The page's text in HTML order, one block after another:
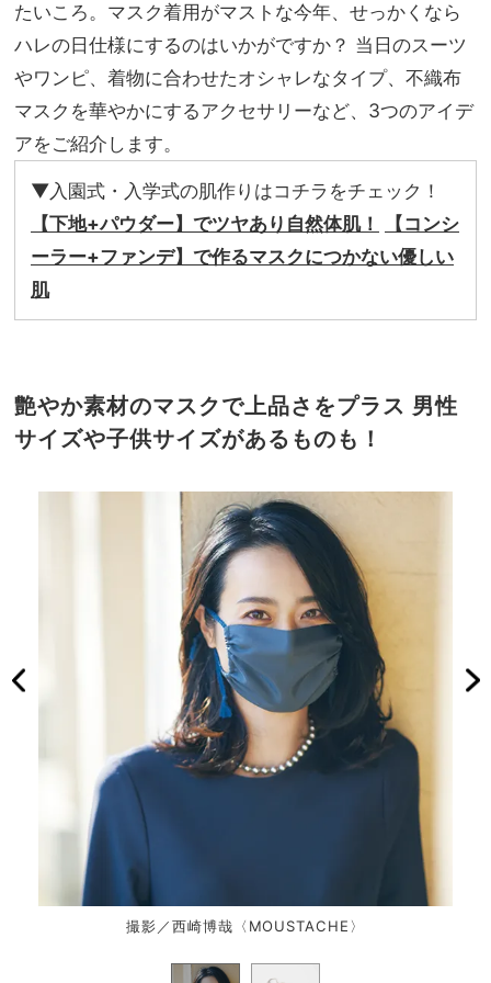
家族
旅】
を
一大
ンド
たいころ。マスク着用がマストな今年、せっかくなら
ハレの日仕様にするのはいかがですか？ 当日のスーツ
やワンピ、着物に合わせたオシャレなタイプ、不織布
マスクを華やかにするアクセサリーなど、3つのアイデ
アをご紹介します。
▼入園式・入学式の肌作りはコチラをチェック！
【下地+パウダー】でツヤあり自然体肌！
【コンシ
ーラー+ファンデ】で作るマスクにつかない優しい
肌
艶やか素材のマスクで上品さをプラス 男性
サイズや子供サイズがあるものも！
撮影／西崎博哉〈MOUSTACHE〉